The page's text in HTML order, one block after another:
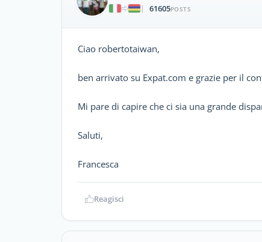
|
61605POSTS
Ciao robertotaiwan,
ben arrivato su Expat.com e grazie per il
Mi pare di capire che ci sia una grande
Saluti,
Francesca
Reagisci